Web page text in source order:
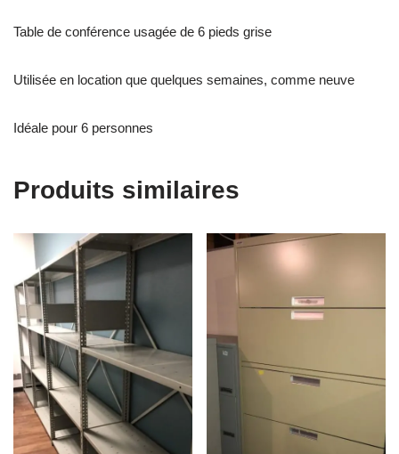
Table de conférence usagée de 6 pieds grise
Utilisée en location que quelques semaines, comme neuve
Idéale pour 6 personnes
Produits similaires